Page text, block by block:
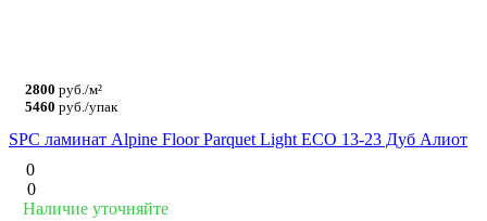
2800 руб./м²
5460 руб./упак
SPC ламинат Alpine Floor Parquet Light ЕСО 13-23 Дуб Алиот
0
0
Наличие уточняйте